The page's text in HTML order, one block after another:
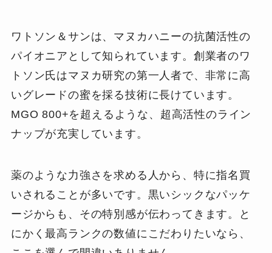
ワトソン＆サンは、マヌカハニーの抗菌活性の
パイオニアとして知られています。創業者のワ
トソン氏はマヌカ研究の第一人者で、非常に高
いグレードの蜜を採る技術に長けています。
MGO 800+を超えるような、超高活性のライン
ナップが充実しています。
薬のような力強さを求める人から、特に指名買
いされることが多いです。黒いシックなパッケ
ージからも、その特別感が伝わってきます。と
にかく最高ランクの数値にこだわりたいなら、